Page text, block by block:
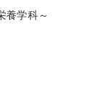
養学科～